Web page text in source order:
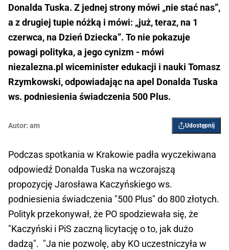
Donalda Tuska. Z jednej strony mówi „nie stać nas”,
a z drugiej tupie nóżką i mówi: „już, teraz, na 1
czerwca, na Dzień Dziecka”. To nie pokazuje
powagi polityka, a jego cynizm - mówi
niezalezna.pl wiceminister edukacji i nauki Tomasz
Rzymkowski, odpowiadając na apel Donalda Tuska
ws. podniesienia świadczenia 500 Plus.
Autor: am Udostępnij
Podczas spotkania w Krakowie padła wyczekiwana
odpowiedź Donalda Tuska na wczorajszą
propozycję Jarosława Kaczyńskiego ws.
podniesienia świadczenia "500 Plus" do 800 złotych.
Polityk przekonywał, że PO spodziewała się, że
"Kaczyński i PiS zaczną licytację o to, jak dużo
dadzą". "Ja nie pozwolę, aby KO uczestniczyła w